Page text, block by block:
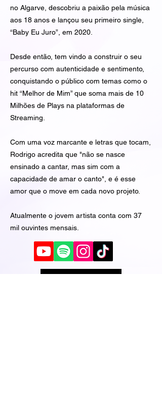
no Algarve, descobriu a paixão pela música
aos 18 anos e lançou seu primeiro single,
“Baby Eu Juro”, em 2020.
Desde então, tem vindo a construir o seu
percurso com autenticidade e sentimento,
conquistando o público com temas como o
hit “Melhor de Mim” que soma mais de 10
Milhões de Plays na plataformas de
Streaming.
Com uma voz marcante e letras que tocam,
Rodrigo acredita que "não se nasce
ensinado a cantar, mas sim com a
capacidade de amar o canto", e é esse
amor que o move em cada novo projeto.
Atualmente o jovem artista conta com 37
mil ouvintes mensais.